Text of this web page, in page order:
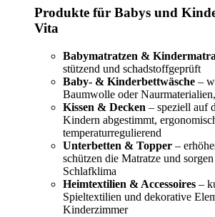
Produkte für Babys und
Vita
Babymatratzen &
stützend und schadstoffgeprüft
Baby- & Kinderbettwäsche –
Baumwolle oder
Kissen & Decken – speziell auf
Kindern abgestimmt,
temperaturregulierend
Unterbetten & Topper –
schützen die Matratze und
Schlafklima
Heimtextilien & Accessoires –
Spieltextilien und dekorative
Kinderzimmer